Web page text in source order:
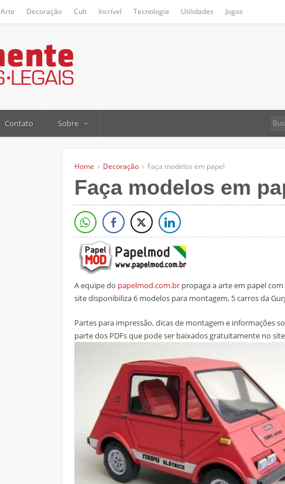
Arte Decoração Cult Incrível Tecnologia Utilidades Jogos
Contato Sobre
Home Decoração Faça modelos em papel
Faça modelos em
A equipe do papelmod.com.br propaga a arte em papel
site disponibiliza 6 modelos para montagem, 5 carros da
Partes para impressão, dicas de montagem e informações
parte dos PDFs que pode ser baixados gratuitamente no